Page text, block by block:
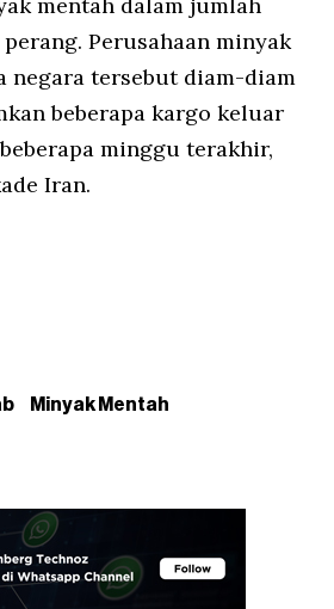
mentah dalam jumlah
Perusahaan minyak
negara tersebut diam-diam
beberapa kargo keluar
minggu terakhir,
Iran.
Minyak Mentah